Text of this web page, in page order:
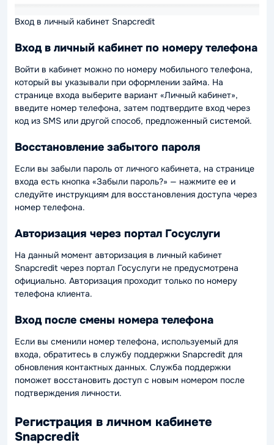
Вход в личный кабинет Snapcredit
Вход в личный кабинет по номеру телефона
Войти в кабинет можно по номеру мобильного телефона,
который вы указывали при оформлении займа. На
странице входа выберите вариант «Личный кабинет»,
введите номер телефона, затем подтвердите вход через
код из SMS или другой способ, предложенный системой.
Восстановление забытого пароля
Если вы забыли пароль от личного кабинета, на странице
входа есть кнопка «Забыли пароль?» — нажмите ее и
следуйте инструкциям для восстановления доступа через
номер телефона.
Авторизация через портал Госуслуги
На данный момент авторизация в личный кабинет
Snapcredit через портал Госуслуги не предусмотрена
официально. Авторизация проходит только по номеру
телефона клиента.
Вход после смены номера телефона
Если вы сменили номер телефона, используемый для
входа, обратитесь в службу поддержки Snapcredit для
обновления контактных данных. Служба поддержки
поможет восстановить доступ с новым номером после
подтверждения личности.
Регистрация в личном кабинете
Snapcredit